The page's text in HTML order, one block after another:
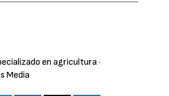
en agricultura·
Media